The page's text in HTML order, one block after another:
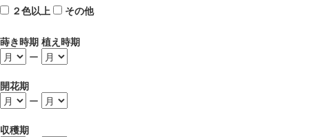
２色以上
その他
蒔き時期 植え時期
ー
開花期
ー
収穫期